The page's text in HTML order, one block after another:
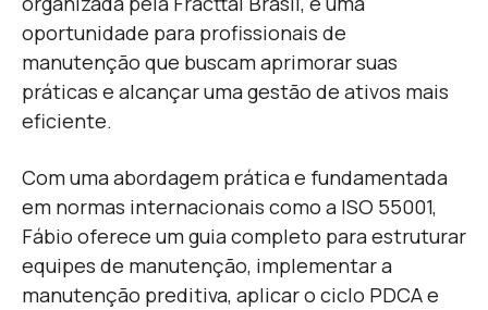
oportunidade para profissionais de
manutenção que buscam aprimorar suas
práticas e alcançar uma gestão de ativos mais
eficiente.
Com uma abordagem prática e fundamentada
em normas internacionais como a ISO 55001,
Fábio oferece um guia completo para estruturar
equipes de manutenção, implementar a
manutenção preditiva, aplicar o ciclo PDCA e